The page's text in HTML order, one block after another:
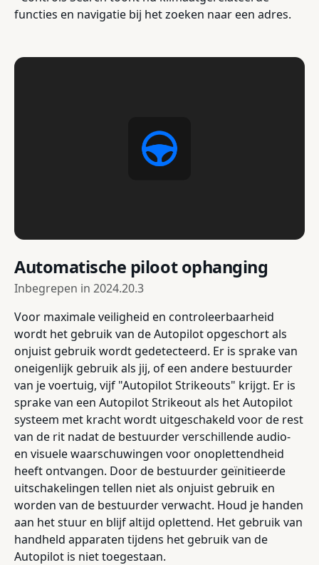
functies en navigatie bij het zoeken naar een adres.
Automatische piloot ophanging
Inbegrepen in 2024.20.3
Voor maximale veiligheid en controleerbaarheid
wordt het gebruik van de Autopilot opgeschort als
onjuist gebruik wordt gedetecteerd. Er is sprake van
oneigenlijk gebruik als jij, of een andere bestuurder
van je voertuig, vijf "Autopilot Strikeouts" krijgt. Er is
sprake van een Autopilot Strikeout als het Autopilot
systeem met kracht wordt uitgeschakeld voor de rest
van de rit nadat de bestuurder verschillende audio-
en visuele waarschuwingen voor onoplettendheid
heeft ontvangen. Door de bestuurder geïnitieerde
uitschakelingen tellen niet als onjuist gebruik en
worden van de bestuurder verwacht. Houd je handen
aan het stuur en blijf altijd oplettend. Het gebruik van
handheld apparaten tijdens het gebruik van de
Autopilot is niet toegestaan.